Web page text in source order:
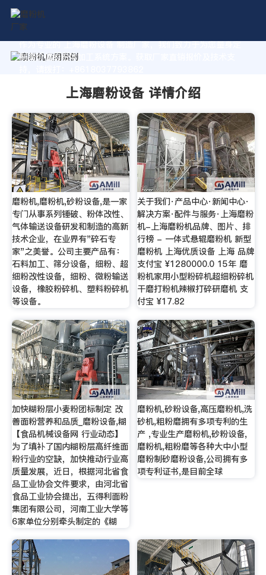
作为专业的 上海磨粉设备 制造厂家，我们致力于为您量身定
制高价值的粉体加工系统方案。获取厂家直销报价及技术支
上海磨粉设备 详情介绍
磨粉机,磨粉机,砂粉设备,是一家
专门从事系列锤破、粉体改性、
气体输送设备研发和制造的高新
技术企业，在业界有"碎石专
家"之美誉。公司主要产品有：
石料加工、筛分设备，细粉、超
细粉改性设备，细粉、微粉输送
设备，橡胶粉碎机、塑料粉碎机
等设备。
关于我们·产品中心·新闻中心·
解决方案·配件与服务·上海磨粉
机-上海磨粉机品牌、图片、排
行榜 - 一体式悬辊磨粉机 新型
磨粉机 上海优质设备 上海 品牌
支付宝 ¥1280000.0 15年 磨
粉机家用小型粉碎机超细粉碎机
干磨打粉机辣椒打碎研磨机 支
付宝 ¥17.82
加快糊粉层小麦粉团标制定 改
善面粉营养和品质_磨粉设备,糊
【食品机械设备网 行业动态】
为了填补了国内糊粉层高纤维面
粉行业的空缺，加快推动行业高
质量发展，近日，根据河北省食
品工业协会文件要求，由河北省
食品工业协会提出，五得利面粉
集团有限公司，河南工业大学等
6家单位分别牵头制定的《糊
磨粉机,砂粉设备,高压磨粉机,洗
砂机,粗粉磨拥有多项专利的生
产 ,专业生产磨粉机,砂粉设备,
磨粉机,粗粉磨等各种大中小型
磨粉制砂磨粉设备,公司拥有多
项专利证书,是目前全球